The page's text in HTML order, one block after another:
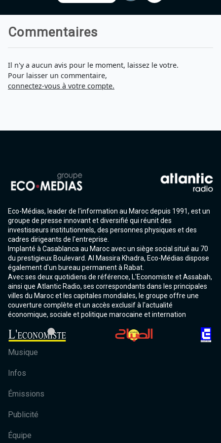
Commentaires
Il n'y a aucun avis pour le moment, laissez le votre.
Pour laisser un commentaire,
connectez-vous à votre compte.
Eco-Médias, leader de l'information au Maroc depuis 1991, est un
groupe de presse innovant et diversifié qui réunit des
investisseurs institutionnels, des personnes physiques et des
cadres dirigeants de l'entreprise.
Implanté à Casablanca au Maroc avec un siège social situé au 70
du prestigieux Boulevard. Al Massira Khadra, Eco-Médias dispose
également d'un bureau permanent à Rabat.
Avec ses deux quotidiens de référence, L'Economiste et Assabah,
ainsi que Atlantic Radio, ses correspondants dans les principales
villes du Maroc et les capitales mondiales, le groupe offre une
couverture complète et un accès exclusif à l'actualité
économique, sociale et politique marocaine et internation
Musique
Infos
Émissions
Publicité
Équipe